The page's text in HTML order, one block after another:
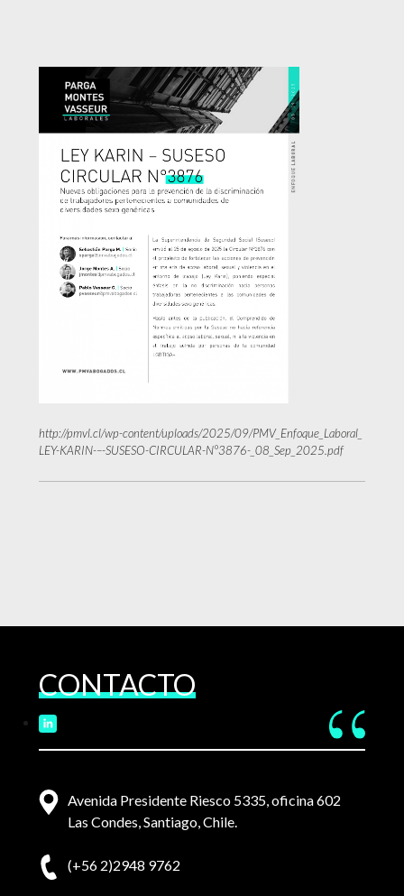
http://pmvl.cl/wp-content/uploads/2025/09/PMV_Enfoque_Laboral_
LEY-KARIN-–-SUSESO-CIRCULAR-N°3876-_08_Sep_2025.pdf
CONTACTO
Avenida Presidente Riesco 5335, oficina 602
Las Condes, Santiago, Chile.
(+56 2)2948 9762